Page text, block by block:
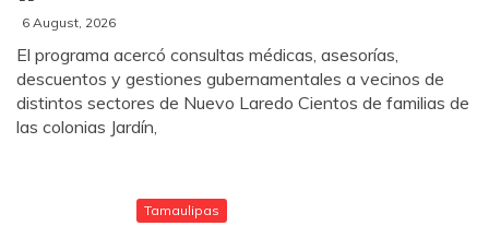
6 August, 2026
El programa acercó consultas médicas, asesorías,
descuentos y gestiones gubernamentales a vecinos de
distintos sectores de Nuevo Laredo Cientos de familias de
las colonias Jardín,
Tamaulipas